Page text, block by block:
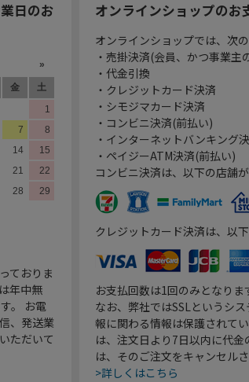
日のお
ておりま
年中無
。 お電
、発送業
ただいて
オンラインショップのお
オンラインショップでは、次
・売掛決済(会員、かつ事業主
・代金引換
・クレジットカード決済
・シモジマカード決済
・コンビニ決済(前払い)
・インターネットバンキング
・ペイジーATM決済(前払い)
コンビニ決済は、以下の店舗
クレジットカード決済は、以
お支払回数は1回のみとなりま
なお、弊社ではSSLというシ
報に関わる情報は保護されて
は、注文日より7日以内に代
は、そのご注文をキャンセル
>詳しくはこちら